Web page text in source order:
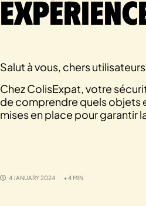
Salut à vous, chers
Chez ColisExpat, votre
de comprendre quels objets
mises en place pour garantir
4 JANUARY 2024 • 4 MIN